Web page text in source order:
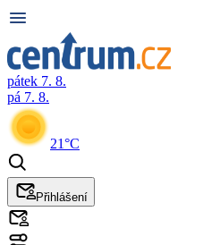
pátek 7. 8.
pá 7. 8.
21°C
Přihlášení